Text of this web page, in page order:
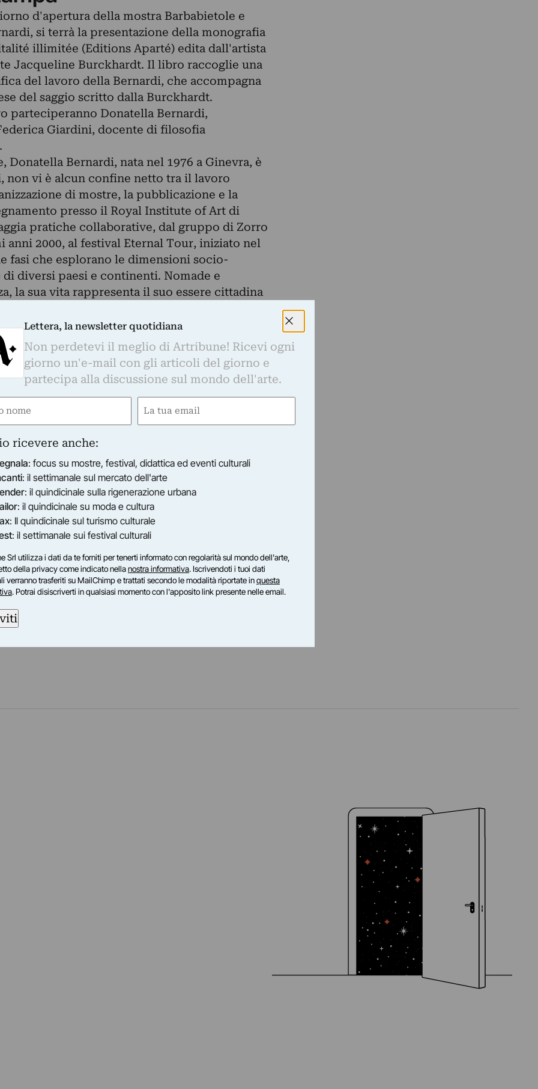
d'apertura della mostra Barbabietole e
si terrà la presentazione della monografia
illimitée (Editions Aparté) edita dall'artista
Jacqueline Burckhardt. Il libro raccoglie una
del lavoro della Bernardi, che accompagna
del saggio scritto dalla Burckhardt.
parteciperanno Donatella Bernardi,
Giardini, docente di filosofia
Donatella Bernardi, nata nel 1976 a Ginevra, è
non vi è alcun confine netto tra il lavoro
di mostre, la pubblicazione e la
presso il Royal Institute of Art di
pratiche collaborative, dal gruppo di Zorro
anni 2000, al festival Eternal Tour, iniziato nel
fasi che esplorano le dimensioni socio-
diversi paesi e continenti. Nomade e
la sua vita rappresenta il suo essere cittadina
2006/08.
storica dell'arte svizzera. E' cresciuta a Praga,
Durante i suoi studi come restauratrice
Restauro a Roma, portava a termine
(International Center for
Roma) a Dublino, Segovia, Venezia.
Storia dell'Arte, Archeologia e Arte
di Zurigo. Nel 1989, con la tesi di Laurea
Verlebendigten Antike ha conseguito il
co-editrice e redattrice della
del Consiglio di fondazione dell'Istituto
in Filosofia presso l’Università di Pisa con
attualmente docente di Filosofia politica
della rivista DWF dal 1996 e di
Studies” (2000-2011), ha dato inizio,
Matri_x. Collabora con la comunità
delle letterate ed è nel comitato
Assoziation von Philosophinnen), di cui
internazionale (Roma 2006). E’ stata
II livello in “Filosofia e interculturalità”
Lettera, la newsletter quotidiana
Non perdetevi il meglio di Artribune! Ricevi ogni
giorno un'e-mail con gli articoli del giorno e
partecipa alla discussione sul mondo dell'arte.
Email
ricevere anche:
: focus su mostre, festival, didattica ed eventi culturali
: il settimanale sul mercato dell'arte
: il quindicinale sulla rigenerazione urbana
: il quindicinale su moda e cultura
: Il quindicinale sul turismo culturale
: il settimanale sui festival culturali
Srl utilizza i dati da te forniti per tenerti informato con regolarità sul mondo dell'arte,
della privacy come indicato nellanostra informativa. Iscrivendoti i tuoi dati
verranno trasferiti su MailChimp e trattati secondo le modalità riportate inquesta
. Potrai disiscriverti in qualsiasi momento con l'apposito link presente nelle email.